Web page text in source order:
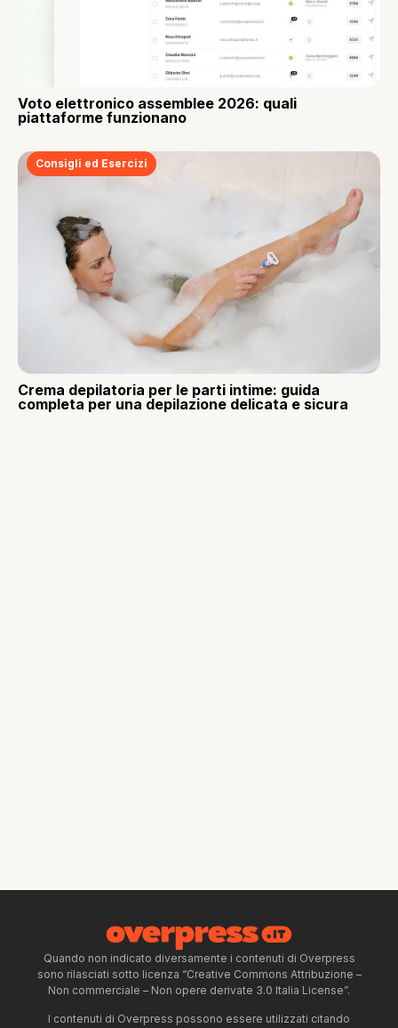
Voto elettronico assemblee 2026: quali
piattaforme funzionano
Consigli ed Esercizi
Crema depilatoria per le parti intime: guida
completa per una depilazione delicata e sicura
Quando non indicato diversamente i contenuti di Overpress
sono rilasciati sotto licenza “Creative Commons Attribuzione –
Non commerciale – Non opere derivate 3.0 Italia License”.
I contenuti di Overpress possono essere utilizzati citando